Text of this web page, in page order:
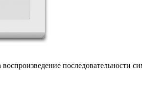
последовательности